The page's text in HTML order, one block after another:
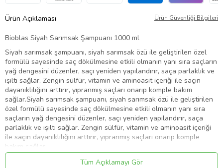
Ürün Açıklaması Ürün Güvenliği Bilgileri
Bioblas Siyah Sarımsak Şampuanı 1000 ml
Siyah sarımsak şampuanı, siyah sarımsak özü ile geliştirilen özel
formülü sayesinde saç dökülmesine etkili olmanın yanı sıra saçların
yağ dengesini düzenler, saçı yeniden yapılandırır, saça parlaklık ve
ışıltı sağlar. Zengin sülfür, vitamin ve aminoasit içeriği ile saçın
dayanıklılığını arttırır, yıpranmış saçları onarıp komple bakım
sağlar.Siyah sarımsak şampuanı, siyah sarımsak özü ile geliştirilen
özel formülü sayesinde saç dökülmesine etkili olmanın yanı sıra
saçların yağ dengesini düzenler, saçı yeniden yapılandırır, saça
parlaklık ve ışıltı sağlar. Zengin sülfür, vitamin ve aminoasit içeriği
ile saçın dayanıklılığını arttırır, yıpranmış saçları onarıp komple
bakım sağlar.
kcm71928163Tüm Açıklamayı Gör